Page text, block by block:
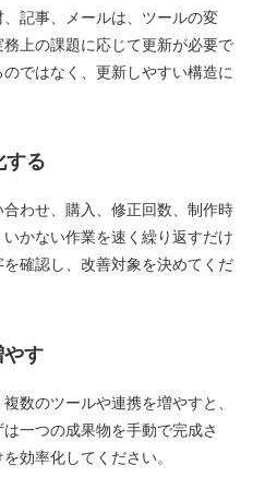
記事、メールは、ツールの変
上の課題に応じて更新が必要で
ではなく、更新しやすい構造に
する
わせ、購入、修正回数、制作時
かない作業を速く繰り返すだけ
確認し、改善対象を決めてくだ
やす
数のツールや連携を増やすと、
一つの成果物を手動で完成さ
効率化してください。